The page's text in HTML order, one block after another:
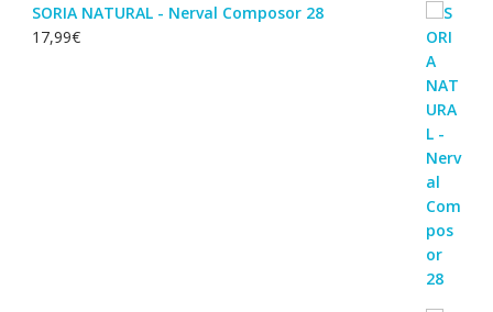
SORIA NATURAL - Nerval Composor 28
17,99€